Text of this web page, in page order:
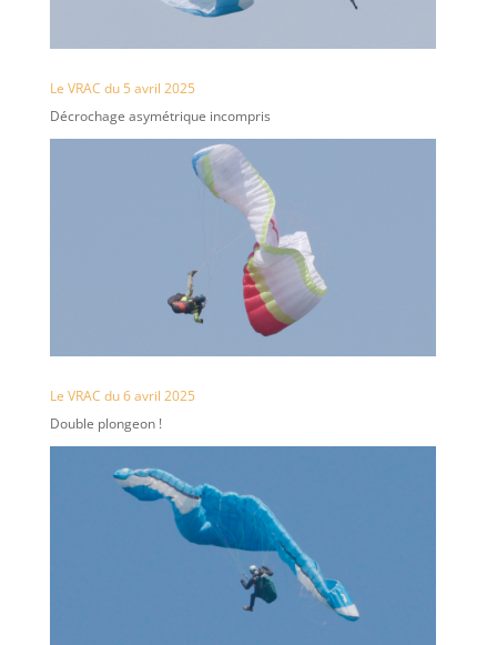
Le VRAC du 5 avril 2025
Décrochage asymétrique incompris
Le VRAC du 6 avril 2025
Double plongeon !